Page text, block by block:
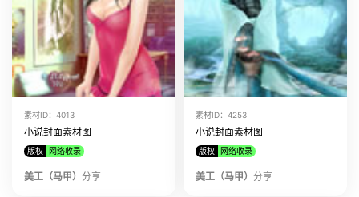
素材ID：4013
小说封面素材图
版权 网络收录
美工（马甲） 分享
素材ID：4253
小说封面素材图
版权 网络收录
美工（马甲） 分享